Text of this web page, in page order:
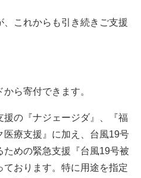
これからも引き続きご支援
ら寄付できます。
の『ナジェージダ』、『福
療支援』に加え、台風19号
めの緊急支援『台風19号被
おります。特に用途を指定